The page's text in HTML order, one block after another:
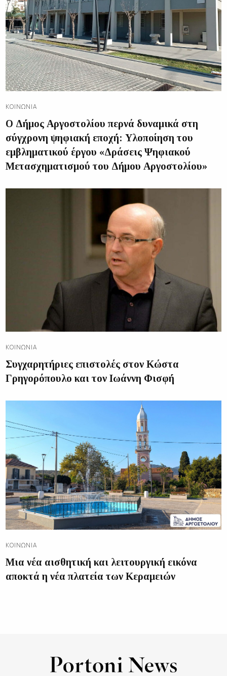
ΚΟΙΝΩΝΊΑ
Ο Δήμος Αργοστολίου περνά δυναμικά στη
σύγχρονη ψηφιακή εποχή: Υλοποίηση του
εμβληματικού έργου «Δράσεις Ψηφιακού
Μετασχηματισμού του Δήμου Αργοστολίου»
ΚΟΙΝΩΝΊΑ
Συγχαρητήριες επιστολές στον Κώστα
Γρηγορόπουλο και τον Ιωάννη Φισφή
ΚΟΙΝΩΝΊΑ
Μια νέα αισθητική και λειτουργική εικόνα
αποκτά η νέα πλατεία των Κεραμειών